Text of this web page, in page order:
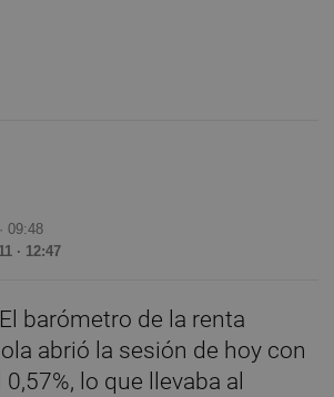
09:48
· 12:47
barómetro de la renta
abrió la sesión de hoy con
lo que llevaba al